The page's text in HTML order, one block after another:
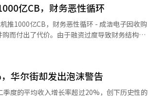
60.6%）等出口大幅增加，石油产品（增长
及精密仪器（增长8.6%）等也有所增长。 进
（增长35.3%）、消费品（增长16.4%）的全
长50.3%）等，资本品则包括半导体（增长
亿CB，财务恶性循环
1000亿CB，财务恶性循环 - 成浩电子因收购
而付出了代价。由于融资过度导致财务结构恶
模可转换债券(CB)。有观点指出，最大股东将
长资金，成为了讨论的焦点。 - 7月份情况进
3个交易日内未能补充担保，将进行强制平
华尔街却发出泡沫警告
度的平均收入增长率超过20%，创下历史性的